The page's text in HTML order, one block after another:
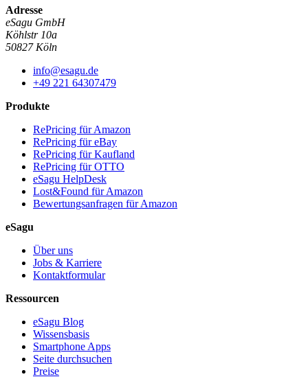
Adresse
eSagu GmbH
Köhlstr 10a
50827 Köln
info@esagu.de
+49 221 64307479
Produkte
RePricing für Amazon
RePricing für eBay
RePricing für Kaufland
RePricing für OTTO
eSagu HelpDesk
Lost&Found für Amazon
Bewertungsanfragen für Amazon
eSagu
Über uns
Jobs & Karriere
Kontaktformular
Ressourcen
eSagu Blog
Wissensbasis
Smartphone Apps
Seite durchsuchen
Preise